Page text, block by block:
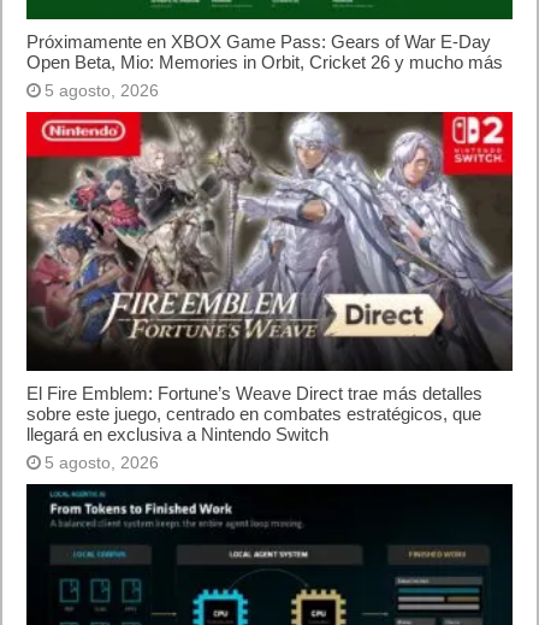
Próximamente en XBOX Game Pass: Gears of War E-Day
Open Beta, Mio: Memories in Orbit, Cricket 26 y mucho más
5 agosto, 2026
El Fire Emblem: Fortune’s Weave Direct trae más detalles
sobre este juego, centrado en combates estratégicos, que
llegará en exclusiva a Nintendo Switch
5 agosto, 2026